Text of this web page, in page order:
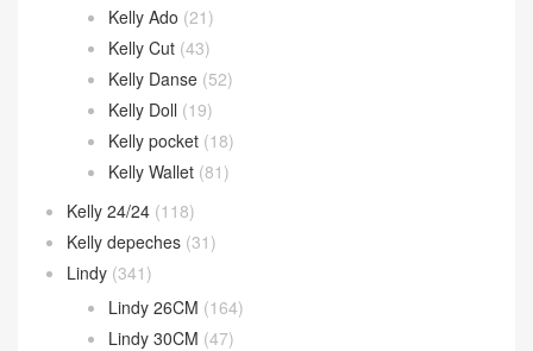
Kelly Ado (21)
Kelly Cut (43)
Kelly Danse (52)
Kelly Doll (19)
Kelly pocket (18)
Kelly Wallet (81)
Kelly 24/24 (118)
Kelly depeches (31)
Lindy (341)
Lindy 26CM (164)
Lindy 30CM (47)